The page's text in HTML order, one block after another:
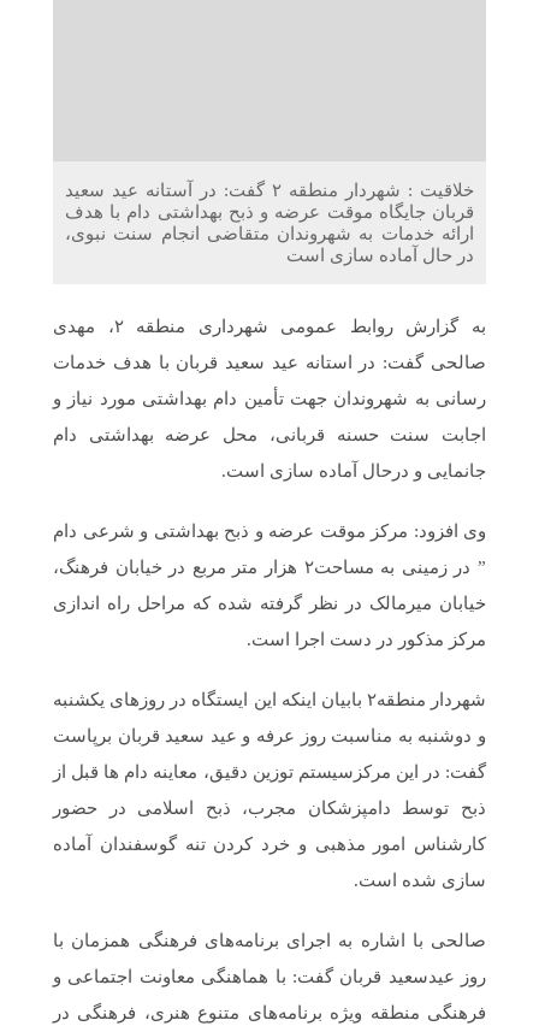
خلاقیت : شهردار منطقه ۲ گفت: در آستانه عید سعید
قربان جایگاه موقت عرضه و ذبح بهداشتی دام با هدف
ارائه خدمات به شهروندان متقاضی انجام سنت نبوی،
در حال آماده سازی است
به گزارش روابط عمومی شهرداری منطقه ۲، مهدی
صالحی گفت: در استانه عید سعید قربان با هدف خدمات
رسانی به شهروندان جهت تأمین دام بهداشتی مورد نیاز و
اجابت سنت حسنه قربانی، محل عرضه بهداشتی دام
جانمایی و درحال آماده سازی است.
وی افزود: مرکز موقت عرضه و ذبح بهداشتی و شرعی دام
” در زمینی به مساحت۲ هزار متر مربع در خیابان فرهنگ،
خیابان میرمالک در نظر گرفته شده که مراحل راه اندازی
مرکز مذکور در دست اجرا است.
شهردار منطقه۲ بابیان اینکه این ایستگاه در روزهای یکشنبه
و دوشنبه به مناسبت روز عرفه و عید سعید قربان برپاست
گفت: در این مرکزسیستم توزین دقیق، معاینه دام ها قبل از
ذبح توسط دامپزشکان مجرب، ذبح اسلامی در حضور
کارشناس امور مذهبی و خرد کردن تنه گوسفندان آماده
سازی شده است.
صالحی با اشاره به اجرای برنامه‌های فرهنگی همزمان با
روز عیدسعید قربان گفت: ‌با هماهنگی معاونت اجتماعی و
فرهنگی منطقه ویژه برنامه‌های متنوع هنری، فرهنگی در